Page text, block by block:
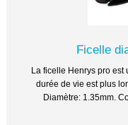
Ficelle
La ficelle Henrys pro
durée de vie est plus
Diamètre: 1.35mm.